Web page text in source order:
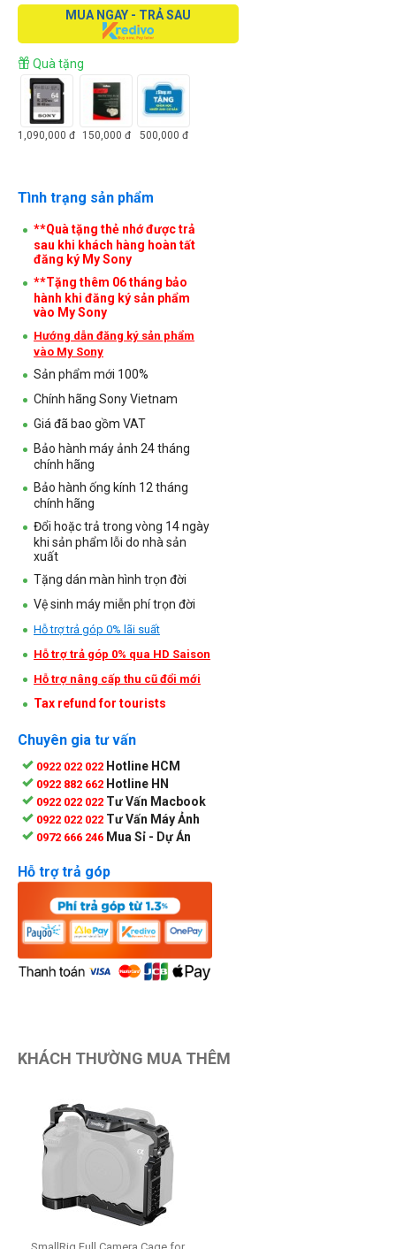
MUA NGAY - TRẢ SAU
Quà tặng
1,090,000 đ 150,000 đ 500,000 đ
Tình trạng sản phẩm
**Quà tặng thẻ nhớ được trả
sau khi khách hàng hoàn tất
đăng ký My Sony
**Tặng thêm 06 tháng bảo
hành khi đăng ký sản phẩm
vào My Sony
Hướng dẫn đăng ký sản phẩm
vào My Sony
Sản phẩm mới 100%
Chính hãng Sony Vietnam
Giá đã bao gồm VAT
Bảo hành máy ảnh 24 tháng
chính hãng
Bảo hành ống kính 12 tháng
chính hãng
Đổi hoặc trả trong vòng 14 ngày
khi sản phẩm lỗi do nhà sản
xuất
Tặng dán màn hình trọn đời
Vệ sinh máy miễn phí trọn đời
Hỗ trợ trả góp 0% lãi suất
Hỗ trợ trả góp 0% qua HD Saison
Hỗ trợ nâng cấp thu cũ đổi mới
Tax refund for tourists
Chuyên gia tư vấn
0922 022 022 Hotline HCM
0922 882 662 Hotline HN
0922 022 022 Tư Vấn Macbook
0922 022 022 Tư Vấn Máy Ảnh
0972 666 246 Mua Sỉ - Dự Án
Hỗ trợ trả góp
KHÁCH THƯỜNG MUA THÊM